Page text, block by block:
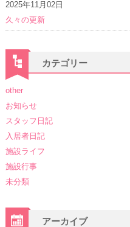
2025年11月02日
久々の更新
カテゴリー
other
お知らせ
スタッフ日記
入居者日記
施設ライフ
施設行事
未分類
アーカイブ